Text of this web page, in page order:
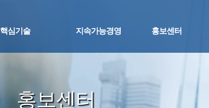
핵심기술 지속가능경영 홍보센터
홍보센터